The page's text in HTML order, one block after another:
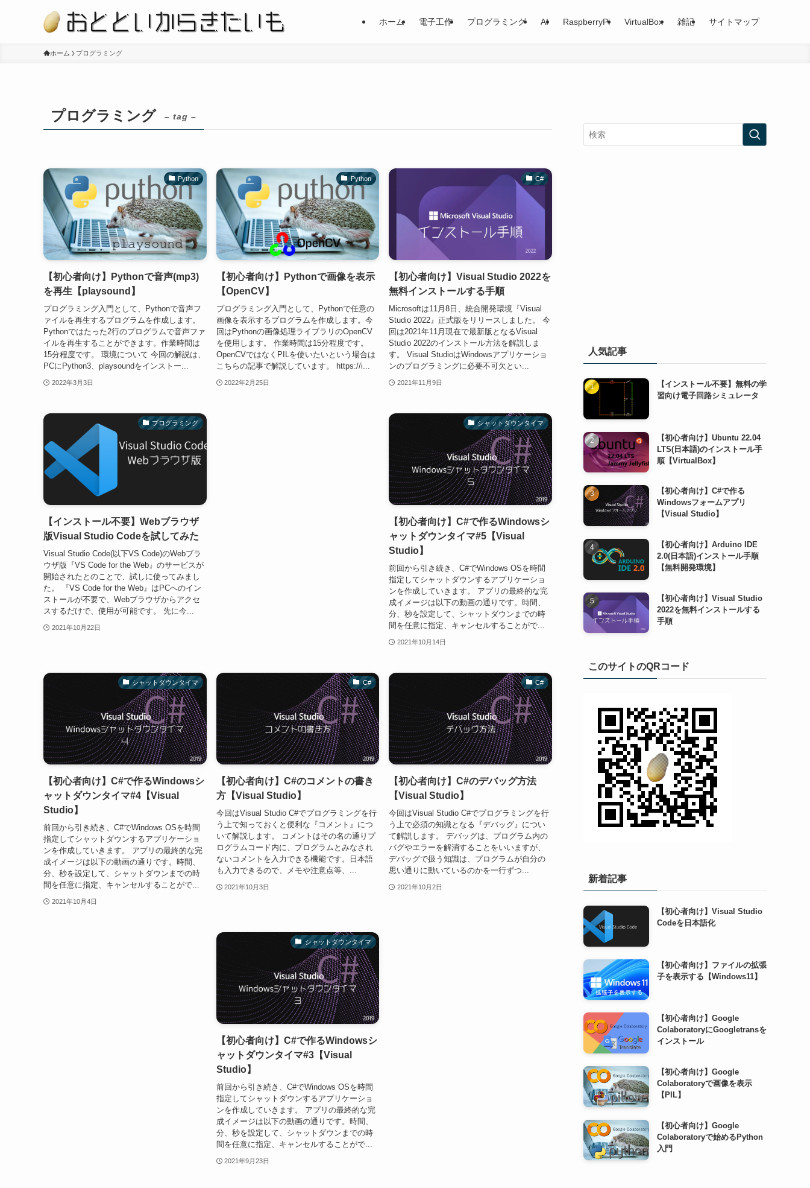
ホーム 電子工作 プログラミング AI RaspberryPi VirtualBox 雑記 サイトマップ
ホーム プログラミング
プログラミング – tag –
Python
【初心者向け】Pythonで音声(mp3)
を再生【playsound】
プログラミング入門として、Pythonで音声フ
ァイルを再生するプログラムを作成します。
Pythonではたった2行のプログラムで音声ファ
イルを再生することができます。作業時間は
15分程度です。 環境について 今回の解説は、
PCにPython3、playsoundをインストー...
2022年3月3日
Python
【初心者向け】Pythonで画像を表示
【OpenCV】
プログラミング入門として、Pythonで任意の
画像を表示するプログラムを作成します。今
回はPythonの画像処理ライブラリのOpenCV
を使用します。 作業時間は15分程度です。
OpenCVではなくPILを使いたいという場合は
こちらの記事で解説しています。 https://i...
2022年2月25日
C#
【初心者向け】Visual Studio 2022を
無料インストールする手順
Microsoftは11月8日、統合開発環境『Visual
Studio 2022』正式版をリリースしました。 今
回は2021年11月現在で最新版となるVisual
Studio 2022のインストール方法を解説しま
す。 Visual StudioはWindowsアプリケーショ
ンのプログラミングに必要不可欠とい...
2021年11月9日
プログラミング
【インストール不要】Webブラウザ
版Visual Studio Codeを試してみた
Visual Studio Code(以下VS Code)のWebブラ
ウザ版『VS Code for the Web』のサービスが
開始されたとのことで、試しに使ってみまし
た。 『VS Code for the Web』はPCへのイン
ストールが不要で、Webブラウザからアクセ
スするだけで、使用が可能です。 先に今...
2021年10月22日
シャットダウンタイマ
【初心者向け】C#で作るWindowsシ
ャットダウンタイマ#5【Visual
Studio】
前回から引き続き、C#でWindows OSを時間
指定してシャットダウンするアプリケーショ
ンを作成していきます。 アプリの最終的な完
成イメージは以下の動画の通りです。時間、
分、秒を設定して、シャットダウンまでの時
間を任意に指定、キャンセルすることがで...
2021年10月14日
シャットダウンタイマ
【初心者向け】C#で作るWindowsシ
ャットダウンタイマ#4【Visual
Studio】
前回から引き続き、C#でWindows OSを時間
指定してシャットダウンするアプリケーショ
ンを作成していきます。 アプリの最終的な完
成イメージは以下の動画の通りです。時間、
分、秒を設定して、シャットダウンまでの時
間を任意に指定、キャンセルすることがで...
2021年10月4日
C#
【初心者向け】C#のコメントの書き
方【Visual Studio】
今回はVisual Studio C#でプログラミングを行
う上で知っておくと便利な『コメント』につ
いて解説します。 コメントはその名の通りプ
ログラムコード内に、プログラムとみなされ
ないコメントを入力できる機能です。日本語
も入力できるので、メモや注意点等、...
2021年10月3日
C#
【初心者向け】C#のデバッグ方法
【Visual Studio】
今回はVisual Studio C#でプログラミングを行
う上で必須の知識となる『デバッグ』につい
て解説します。 デバッグは、プログラム内の
バグやエラーを解消することをいいますが、
デバッグで扱う知識は、プログラムが自分の
思い通りに動いているのかを一行ずつ...
2021年10月2日
シャットダウンタイマ
【初心者向け】C#で作るWindowsシ
ャットダウンタイマ#3【Visual
Studio】
前回から引き続き、C#でWindows OSを時間
指定してシャットダウンするアプリケーショ
ンを作成していきます。 アプリの最終的な完
成イメージは以下の動画の通りです。時間、
分、秒を設定して、シャットダウンまでの時
間を任意に指定、キャンセルすることがで...
2021年9月23日
人気記事
【インストール不要】無料の学
習向け電子回路シミュレータ
【初心者向け】Ubuntu 22.04
LTS(日本語)のインストール手
順【VirtualBox】
【初心者向け】C#で作る
Windowsフォームアプリ
【Visual Studio】
【初心者向け】Arduino IDE
2.0(日本語)インストール手順
【無料開発環境】
【初心者向け】Visual Studio
2022を無料インストールする
手順
このサイトのQRコード
新着記事
【初心者向け】Visual Studio
Codeを日本語化
【初心者向け】ファイルの拡張
子を表示する【Windows11】
【初心者向け】Google
ColaboratoryにGoogletransを
インストール
【初心者向け】Google
Colaboratoryで画像を表示
【PIL】
【初心者向け】Google
Colaboratoryで始めるPython
入門